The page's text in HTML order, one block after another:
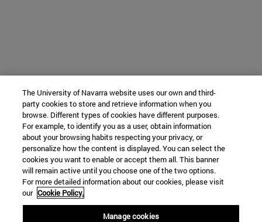
The University of Navarra website uses our own and third-
party cookies to store and retrieve information when you
browse. Different types of cookies have different purposes.
For example, to identify you as a user, obtain information
about your browsing habits respecting your privacy, or
personalize how the content is displayed. You can select the
cookies you want to enable or accept them all. This banner
will remain active until you choose one of the two options.
For more detailed information about our cookies, please visit
our Cookie Policy.
Manage cookies